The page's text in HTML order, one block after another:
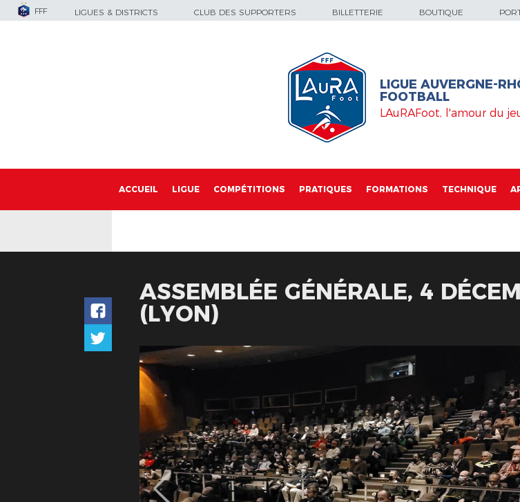
FFF LIGUES & DISTRICTS CLUB DES SUPPORTERS BILLETTERIE BOUTIQUE
LIGUE AUVERGNE-
FOOTBALL
LAuRAFoot, l'amour du
ACCUEIL LIGUE COMPÉTITIONS PRATIQUES FORMATIONS TECHNIQUE
ASSEMBLÉE GÉNÉRALE, 4
(LYON)